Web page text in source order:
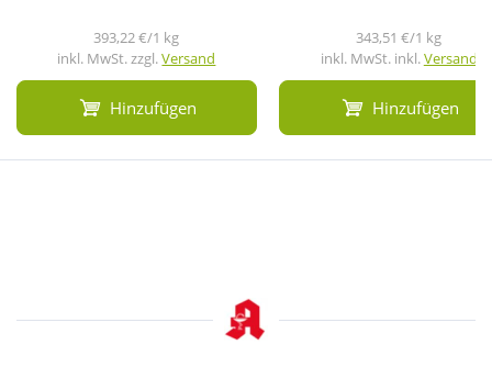
393,22 €/1 kg
inkl. MwSt. zzgl.Versand
Hinzufügen
343,51 €/1 kg
inkl. MwSt. inkl.Versand
Hinzufügen